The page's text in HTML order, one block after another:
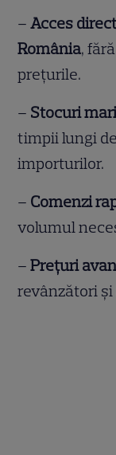
–Acces
România,
prețurile.
– Stocuri
timpii lungi
importurilor.
– Comenzi
volumul
–Prețuri
revânzători și